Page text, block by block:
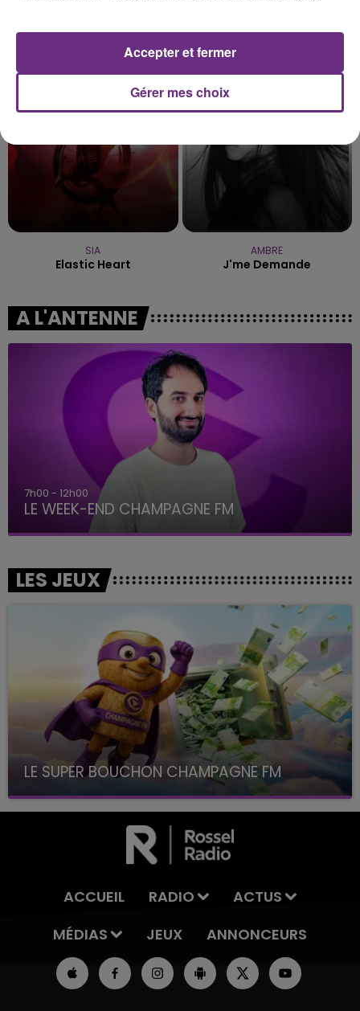
CHRISTOPHE WILLEM MYLES SMITH
Stargazing
SIA
Elastic Heart
17h45
17h45
AMBRE
J'me Demande
A L'ANTENNE
16h00 - 20h00
LE WEEK-END CHAMPAGNE FM
LES JEUX
LE SUPER BOUCHON CHAMPAGNE FM
avec La Famille Champagne FM, à 8H10
ACCUEIL RADIO
ACTUS
MÉDIAS
JEUX ANNONCEURS
Gérer mes choix
Accepter et fermer